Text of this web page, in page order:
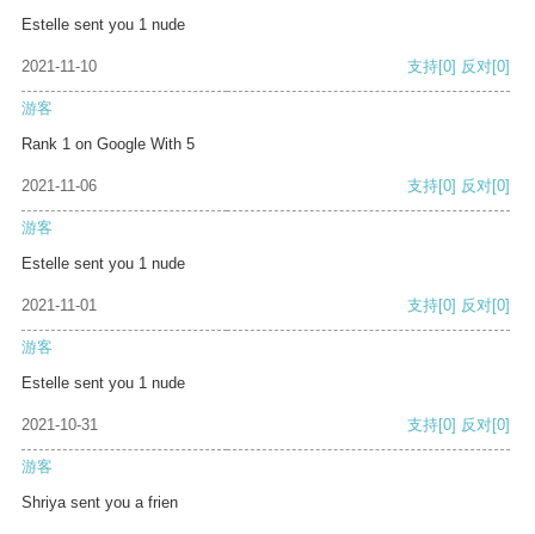
Estelle sent you 1 nude
2021-11-10 支持[0] 反对[0]
游客
Rank 1 on Google With 5
2021-11-06 支持[0] 反对[0]
游客
Estelle sent you 1 nude
2021-11-01 支持[0] 反对[0]
游客
Estelle sent you 1 nude
2021-10-31 支持[0] 反对[0]
游客
Shriya sent you a frien